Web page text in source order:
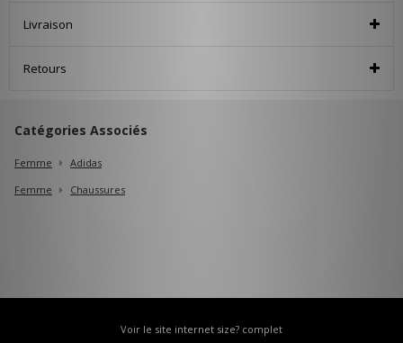
Livraison
Retours
Catégories Associés
Femme
Adidas
Femme
Chaussures
Voir le site internet size? complet